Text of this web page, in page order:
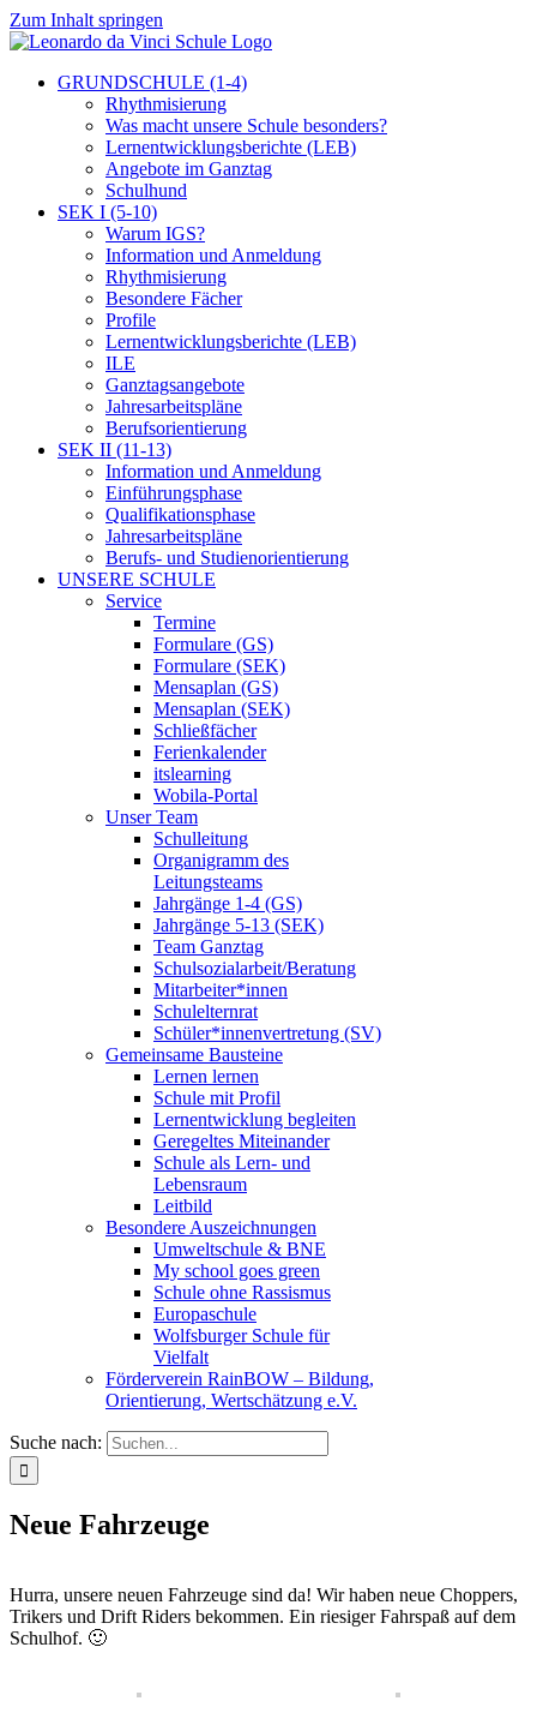
Zum Inhalt springen
GRUNDSCHULE (1-4)
Rhythmisierung
Was macht unsere Schule besonders?
Lernentwicklungsberichte (LEB)
Angebote im Ganztag
Schulhund
SEK I (5-10)
Warum IGS?
Information und Anmeldung
Rhythmisierung
Besondere Fächer
Profile
Lernentwicklungsberichte (LEB)
ILE
Ganztagsangebote
Jahresarbeitspläne
Berufsorientierung
SEK II (11-13)
Information und Anmeldung
Einführungsphase
Qualifikationsphase
Jahresarbeitspläne
Berufs- und Studienorientierung
UNSERE SCHULE
Service
Termine
Formulare (GS)
Formulare (SEK)
Mensaplan (GS)
Mensaplan (SEK)
Schließfächer
Ferienkalender
itslearning
Wobila-Portal
Unser Team
Schulleitung
Organigramm des
Leitungsteams
Jahrgänge 1-4 (GS)
Jahrgänge 5-13 (SEK)
Team Ganztag
Schulsozialarbeit/Beratung
Mitarbeiter*innen
Schulelternrat
Schüler*innenvertretung (SV)
Gemeinsame Bausteine
Lernen lernen
Schule mit Profil
Lernentwicklung begleiten
Geregeltes Miteinander
Schule als Lern- und
Lebensraum
Leitbild
Besondere Auszeichnungen
Umweltschule & BNE
My school goes green
Schule ohne Rassismus
Europaschule
Wolfsburger Schule für
Vielfalt
Förderverein RainBOW – Bildung,
Orientierung, Wertschätzung e.V.
Suche nach:
Neue Fahrzeuge
Hurra, unsere neuen Fahrzeuge sind da! Wir haben neue Choppers,
Trikers und Drift Riders bekommen. Ein riesiger Fahrspaß auf dem
Schulhof. 🙂